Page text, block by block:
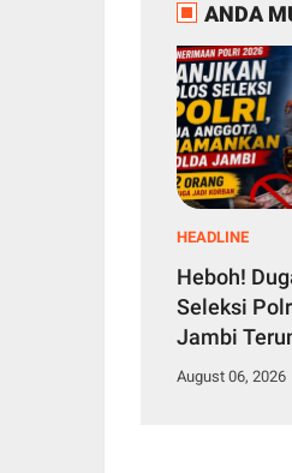
ANDA
HEADLINE
Heboh!
Seleksi
Jambi
Orang jadi
August 06, 2026